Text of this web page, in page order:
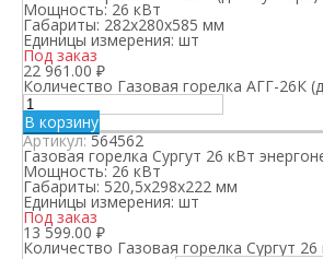
Мощность: 26 кВт
Габариты: 282x280x585 мм
Единицы измерения: шт
Под заказ
22 961.00 ₽
Количество Газовая горелка АГГ-26К
В корзину
Артикул:564562
Газовая горелка Сургут 26 кВт
Мощность: 26 кВт
Габариты: 520,5х298х222 мм
Единицы измерения: шт
Под заказ
13 599.00 ₽
Количество Газовая горелка Сургут 26